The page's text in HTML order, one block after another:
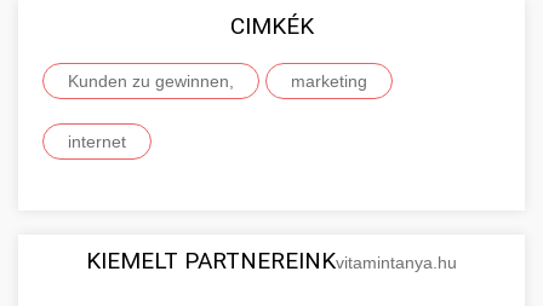
CIMKÉK
Kunden zu gewinnen, marketing
internet
KIEMELT PARTNEREINKvitamintanya.hu